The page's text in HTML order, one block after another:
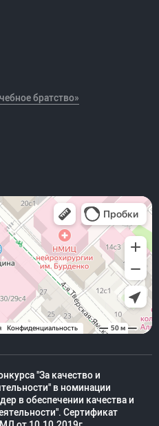
братство»
"За качество и
в номинации
в обеспечении качества и
Сертификат